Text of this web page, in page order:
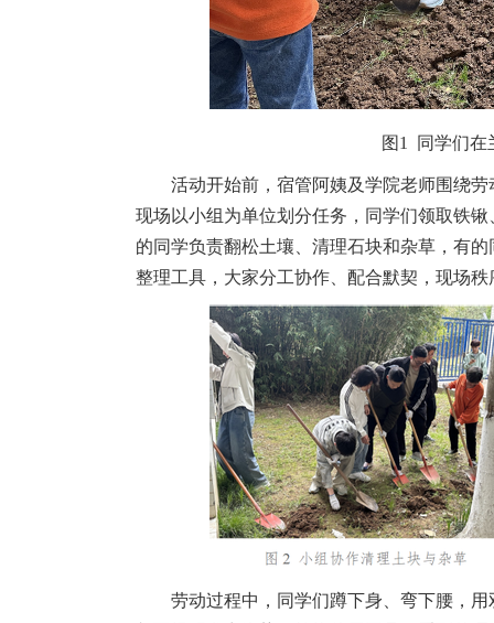
图1 同学们在
活动开始前，宿管阿姨及学院老师围绕
现场以小组为单位划分任务，同学们领取铁
的同学负责翻松土壤、清理石块和杂草，有
整理工具，大家分工协作、配合默契，现场秩
劳动过程中，同学们蹲下身、弯下腰，